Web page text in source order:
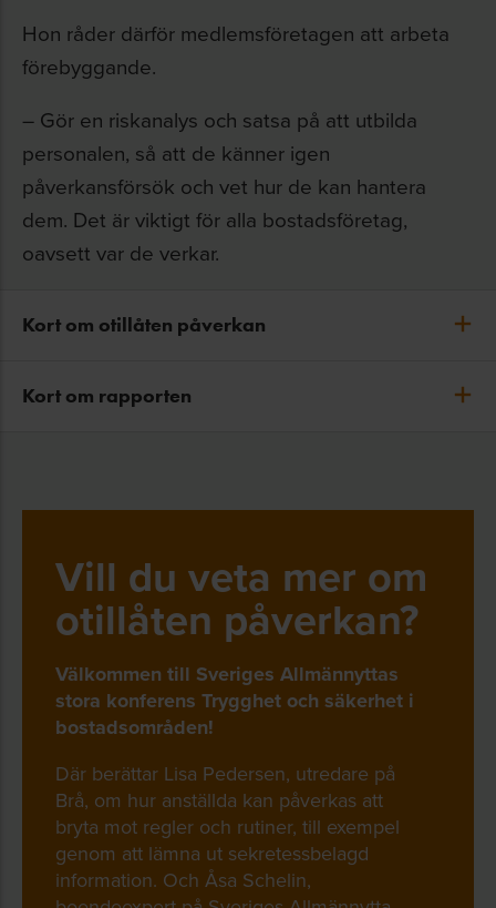
Hon råder därför medlemsföretagen att arbeta
förebyggande.
– Gör en riskanalys och satsa på att utbilda
personalen, så att de känner igen
påverkansförsök och vet hur de kan hantera
dem. Det är viktigt för alla bostadsföretag,
oavsett var de verkar.
Kort om otillåten påverkan
Otillåten påverkan är ett
agerar i sin tjänst eller i sitt uppdrag.
Systemhotande aktörer är kriminella och
extremistiska grupperingar som utövar
otillåten påverkan mot förtroendevalda
och mot kommunala förvaltningar.
Källa: Brottsförebyggande rådet, Brå
Kort om rapporten
publicerade Brå en delredovisning som
fokuserade på utsatthet bland
förtroendevalda. I den slutrapport som
nyligen publicerats riktas fokus framför allt
mot den kommunala förvaltningen.
Läs rapporten här
Brå har även givit ut en handbok som
riktar sig till kommuner som vill rusta sin
verksamhet för att kunna stå emot
Vill du veta mer om
otillåten påverkan?
Välkommen till Sveriges Allmännyttas
stora konferens Trygghet och säkerhet i
bostadsområden!
Där berättar Lisa Pedersen, utredare på
Brå, om hur anställda kan påverkas att
bryta mot regler och rutiner, till exempel
genom att lämna ut sekretessbelagd
information. Och Åsa Schelin,